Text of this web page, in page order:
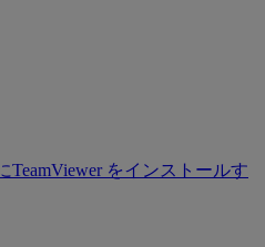
TeamViewer をインストールす